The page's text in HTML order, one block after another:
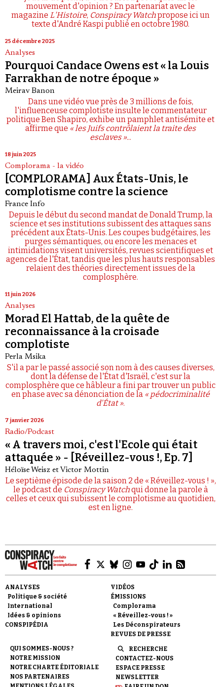
mouvement d'opinion ? En partenariat avec le
magazine L'Histoire, Conspiracy Watchpropose ici un
texte d'André Kaspi publié en octobre 1980.
25 décembre 2025
Analyses
Pourquoi Candace Owens est « la Louis
Farrakhan de notre époque »
Meirav Banon
Dans une vidéo vue près de 3 millions de fois,
l'influenceuse complotiste insulte le commentateur
politique Ben Shapiro, exhibe un pamphlet antisémite et
affirme que « les Juifs contrôlaient la traite des
esclaves »...
18 juin 2025
Complorama - la vidéo
[COMPLORAMA] Aux États-Unis, le
complotisme contre la science
France Info
Depuis le début du second mandat de Donald Trump, la
science et ses institutions subissent des attaques sans
précédent aux États-Unis. Les coupes budgétaires, les
purges sémantiques, ou encore les menaces et
intimidations visent universités, revues scientifiques et
agences de l'État, tandis que les plus hauts responsables
relaient des théories directement issues de la
complosphère.
11 juin 2026
Analyses
Morad El Hattab, de la quête de
reconnaissance à la croisade
complotiste
Perla Msika
S'il a par le passé associé son nom à des causes diverses,
dont la défense de l'État d'Israël, c'est sur la
complosphère que ce hâbleur a fini par trouver un public
en phase avec sa dénonciation de la « pédocriminalité
d'État ».
7 janvier 2026
Radio/Podcast
« A travers moi, c'est l'Ecole qui était
attaquée » - [Réveillez-vous !, Ep. 7]
Héloïse Weisz et Victor Mottin
Le septième épisode de la saison 2 de « Réveillez-vous ! »,
le podcast de Conspiracy Watchqui donne la parole à
celles et ceux qui subissent le complotisme au quotidien,
est en ligne.
ANALYSES
Politique & société
International
Idées & opinions
CONSPIPÉDIA
VIDÉOS
ÉMISSIONS
Complorama
« Réveillez-vous ! »
Les Déconspirateurs
REVUES DE PRESSE
QUI SOMMES-NOUS ?
NOTRE MISSION
NOTRE CHARTE ÉDITORIALE
NOS PARTENAIRES
RECHERCHE
CONTACTEZ-NOUS
ESPACE PRESSE
NEWSLETTER